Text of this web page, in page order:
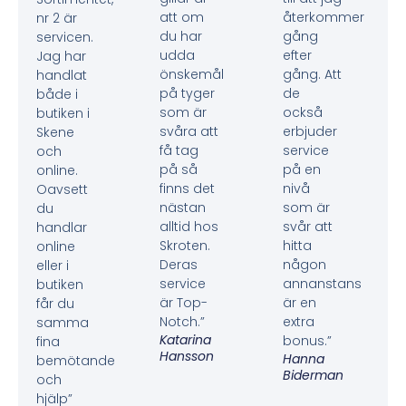
nr 2 är
servicen.
Jag har
handlat
både i
butiken i
Skene
och
online.
Oavsett
du
handlar
online
eller i
butiken
får du
samma
fina
bemötande
och
hjälp”
att om
du har
udda
önskemål
på tyger
som är
svåra att
få tag
på så
finns det
nästan
alltid hos
Skroten.
Deras
service
är Top-
Notch.”
Katarina
Hansson
återkommer
gång
efter
gång. Att
de
också
erbjuder
service
på en
nivå
som är
svår att
hitta
någon
annanstans
är en
extra
bonus.”
Hanna
Biderman